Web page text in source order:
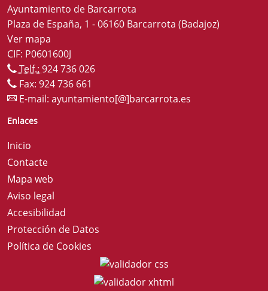
Ayuntamiento de Barcarrota
Plaza de España, 1 - 06160 Barcarrota (Badajoz)
Ver mapa
CIF: P0601600J
Telf.: 924 736 026
Fax: 924 736 661
E-mail: ayuntamiento[@]barcarrota.es
Enlaces
Inicio
Contacte
Mapa web
Aviso legal
Accesibilidad
Protección de Datos
Política de Cookies